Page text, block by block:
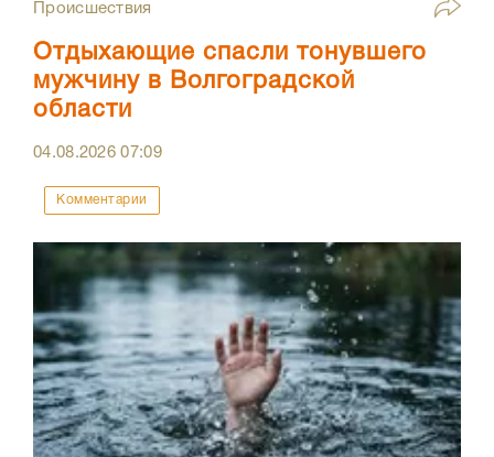
Происшествия
Отдыхающие спасли тонувшего
мужчину в Волгоградской
области
04.08.202607:09
Комментарии